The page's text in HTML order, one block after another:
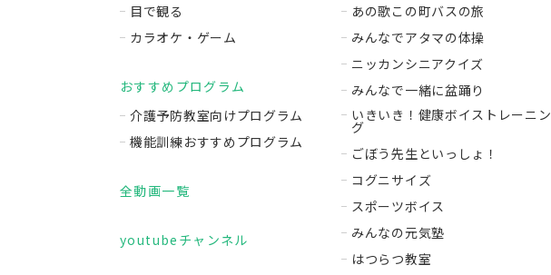
目で観る
カラオケ・ゲーム
おすすめプログラム
介護予防教室向けプログラム
機能訓練おすすめプログラム
全動画一覧
youtubeチャンネル
あの歌この町バスの旅
みんなでアタマの体操
ニッカンシニアクイズ
みんなで一緒に盆踊り
いきいき！健康ボイストレーニン
グ
ごぼう先生といっしょ！
コグニサイズ
スポーツボイス
みんなの元気塾
はつらつ教室